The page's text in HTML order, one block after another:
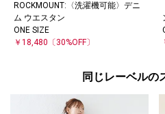
ROCKMOUNT:〈洗濯機可能〉デニ
ム ウエスタン
ONE SIZE
￥18,480 〔30%OFF〕
同じレーベルの